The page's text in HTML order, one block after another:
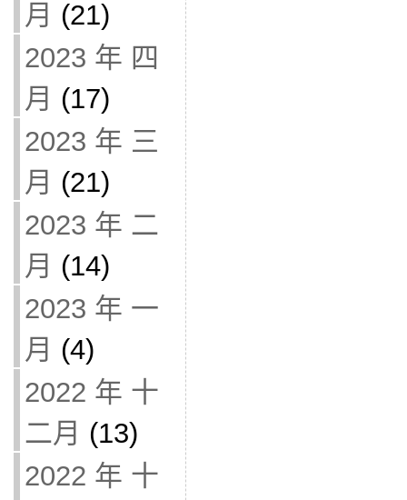
月 (21)
2023 年 四
月 (17)
2023 年 三
月 (21)
2023 年 二
月 (14)
2023 年 一
月 (4)
2022 年 十
二月 (13)
2022 年 十